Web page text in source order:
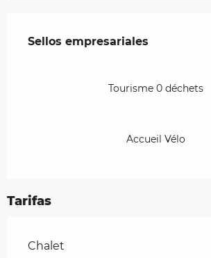
Sellos empresariales
Sellos empresariales
Tourisme 0 déchets
Accueil Vélo
Tarifas
Tarifas 2026
Chalet